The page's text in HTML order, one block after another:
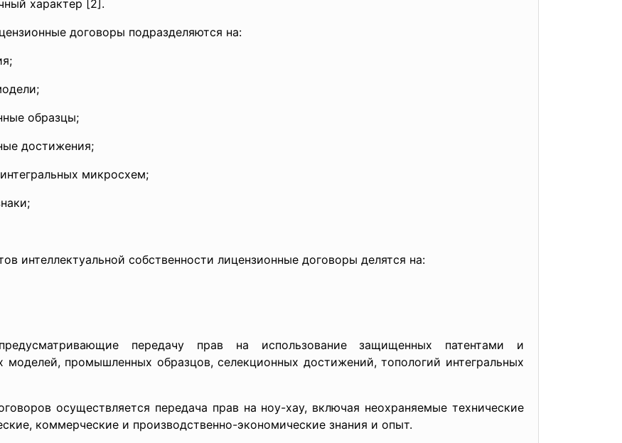
характер [2].
договоры подразделяются на:
образцы;
достижения;
микросхем;
интеллектуальной собственности лицензионные договоры делятся на:
передачу прав на использование защищенных патентами и
моделей, промышленных образцов, селекционных достижений, топологий интегральных
осуществляется передача прав на ноу-хау, включая неохраняемые технические
коммерческие и производственно-экономические знания и опыт.